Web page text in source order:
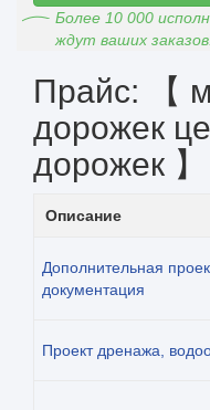
Более 10 000
ждут ваших
Прайс: 【
дорожек
дорожек 】
Описание
Дополнительная
документация
Проект дренажа,